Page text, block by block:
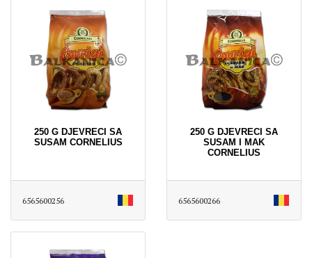
250 G DJEVRECI SA
SUSAM CORNELIUS
6565600256
250 G DJEVRECI SA
SUSAM I MAK
CORNELIUS
6565600266